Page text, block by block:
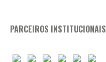
PARCEIROS INSTITUCIONAIS